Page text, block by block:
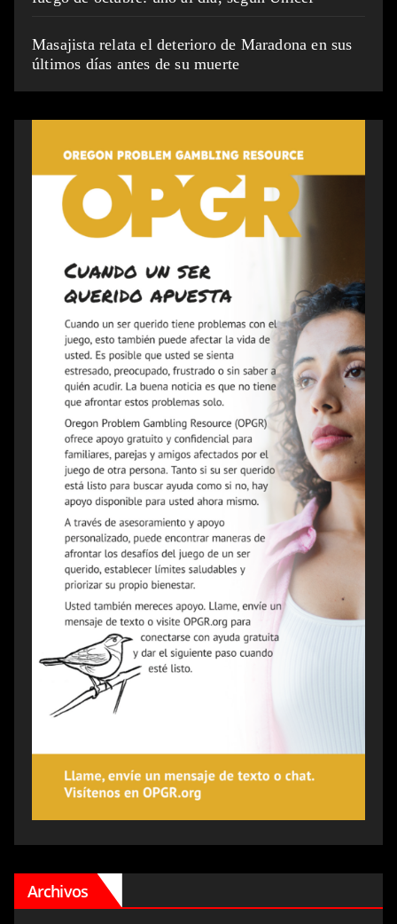
Masajista relata el deterioro de Maradona en sus
últimos días antes de su muerte
Archivos